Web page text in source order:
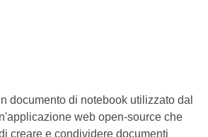
documento di notebook utilizzato dal
web open-source che
creare e condividere documenti